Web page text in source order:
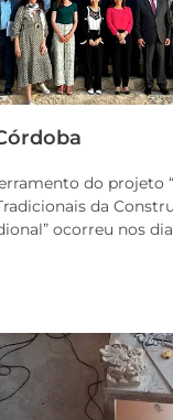
do projeto
da
ocorreu nos